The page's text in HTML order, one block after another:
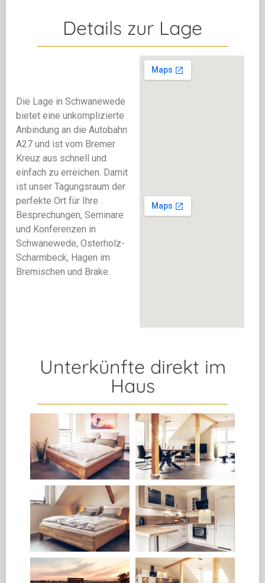
Details zur Lage
Die Lage in Schwanewede
bietet eine unkomplizierte
Anbindung an die Autobahn
A27 und ist vom Bremer
Kreuz aus schnell und
einfach zu erreichen. Damit
ist unser Tagungsraum der
perfekte Ort für Ihre
Besprechungen, Seminare
und Konferenzen in
Schwanewede, Osterholz-
Scharmbeck, Hagen im
Bremischen und Brake.
Unterkünfte direkt im
Haus